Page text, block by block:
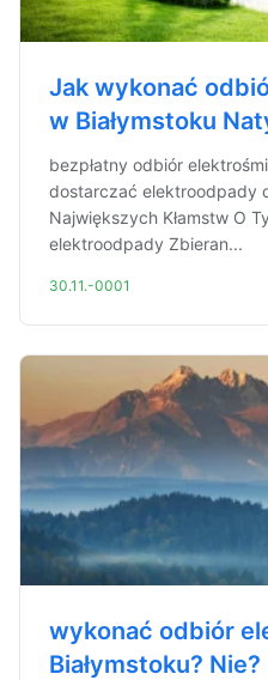
Jak wykonać
w Białymstoku
bezpłatny odbiór
dostarczać elektroodpady
Największych Kłamstw O
elektroodpady Zbieran...
30.11.-0001
wykonać odbiór
Białymstoku? Nie?